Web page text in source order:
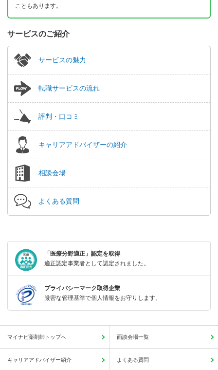
こともあります。
サービスのご紹介
サービスの魅力
転職サービスの流れ
評判・口コミ
キャリアアドバイザーの紹介
相談会場
よくある質問
「医療分野適正」認定を取得
適正認定事業者として認定されました。
プライバシーマーク取得企業
厳密な管理基準で個人情報をお守りします。
マイナビ薬剤師トップへ 面談会場一覧
キャリアアドバイザー紹介 よくある質問